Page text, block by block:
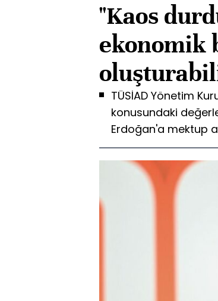
"Kaos
ekonomik
TÜSİAD Yönetim
konusundaki
Erdoğan'a mektup